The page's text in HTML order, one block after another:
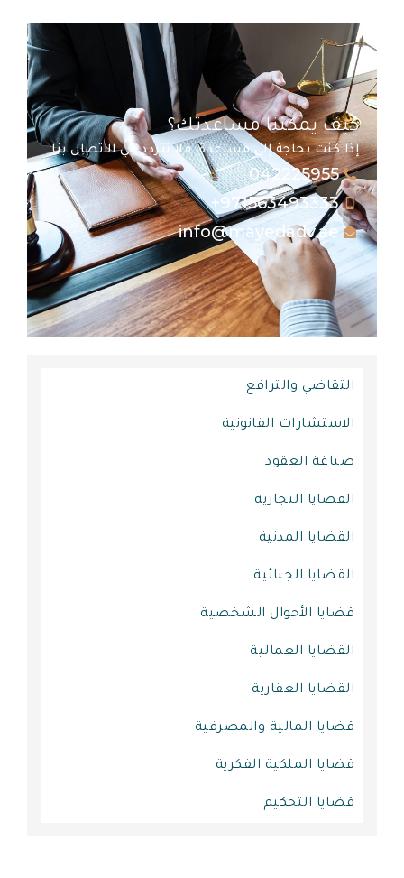
كيف يمكننا مساعدتك؟
إذا كنت بحاجة إلى مساعدة، فلا تتردد في الاتصال بنا.
042225955
971563493333+
info@mayedadv.ae
التقاضي والترافع
الاستشارات القانونية
صياغة العقود
القضايا التجارية
القضايا المدنية
القضايا الجنائية
قضايا الأحوال الشخصية
القضايا العمالية
القضايا العقارية
قضايا المالية والمصرفية
قضايا الملكية الفكرية
قضايا التحكيم